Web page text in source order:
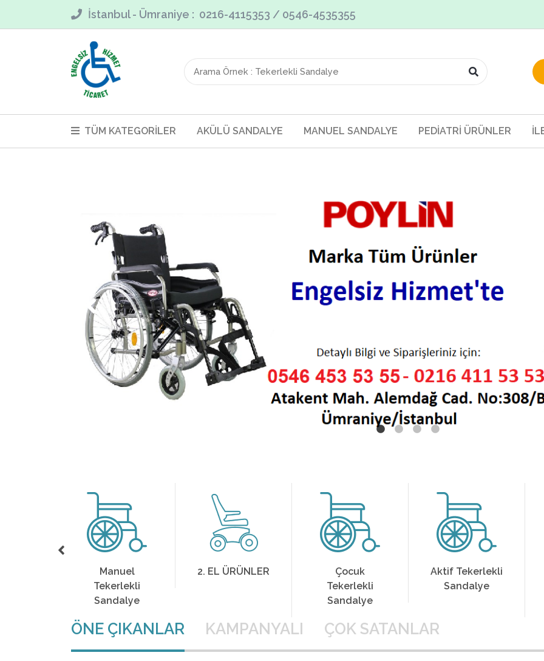
İstanbul - Ümraniye : 0216-4115353 / 0546-4535355
TÜM KATEGORİLER AKÜLÜ SANDALYE MANUEL SANDALYE PEDİATRİ ÜRÜNLER
2. EL ÜRÜNLER
Çocuk
Aktif Tekerlekli
Sandalye
Banyo &
Tuvalet
ÖNE ÇIKANLAR KAMPANYALI ÇOK SATANLAR